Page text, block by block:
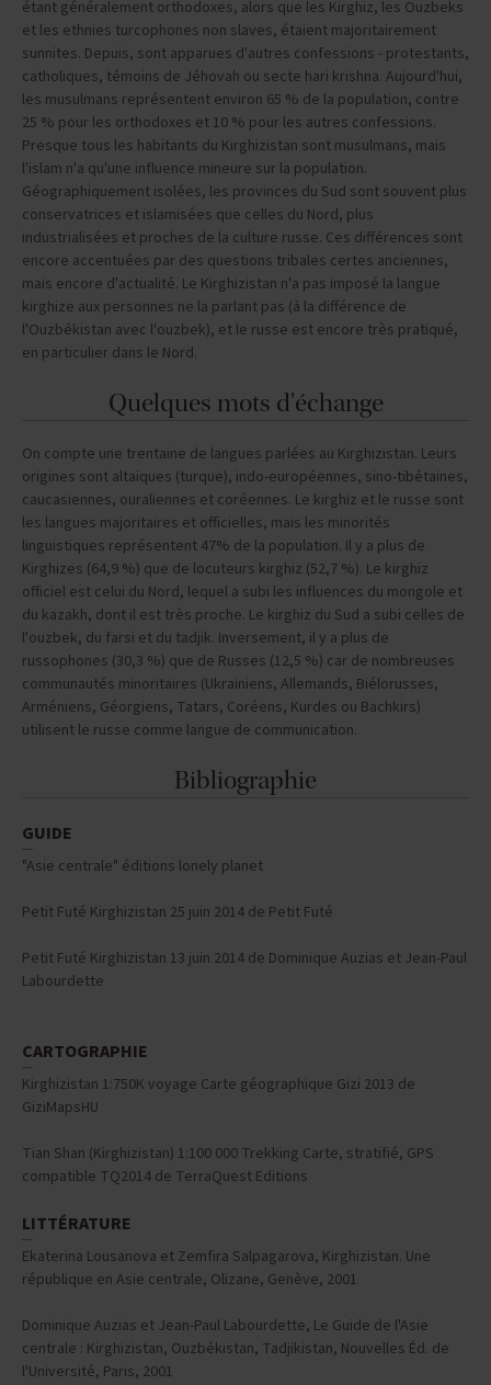
étant généralement orthodoxes, alors que les Kirghiz, les Ouzbeks
et les ethnies turcophones non slaves, étaient majoritairement
sunnites. Depuis, sont apparues d'autres confessions - protestants,
catholiques, témoins de Jéhovah ou secte hari krishna. Aujourd'hui,
les musulmans représentent environ 65 % de la population, contre
25 % pour les orthodoxes et 10 % pour les autres confessions.
Presque tous les habitants du Kirghizistan sont musulmans, mais
l'islam n'a qu'une influence mineure sur la population.
Géographiquement isolées, les provinces du Sud sont souvent plus
conservatrices et islamisées que celles du Nord, plus
industrialisées et proches de la culture russe. Ces différences sont
encore accentuées par des questions tribales certes anciennes,
mais encore d'actualité. Le Kirghizistan n'a pas imposé la langue
kirghize aux personnes ne la parlant pas (à la différence de
l'Ouzbékistan avec l'ouzbek), et le russe est encore très pratiqué,
en particulier dans le Nord.
Quelques mots d'échange
On compte une trentaine de langues parlées au Kirghizistan. Leurs
origines sont altaïques (turque), indo-européennes, sino-tibétaines,
caucasiennes, ouraliennes et coréennes. Le kirghiz et le russe sont
les langues majoritaires et officielles, mais les minorités
linguistiques représentent 47% de la population. Il y a plus de
Kirghizes (64,9 %) que de locuteurs kirghiz (52,7 %). Le kirghiz
officiel est celui du Nord, lequel a subi les influences du mongole et
du kazakh, dont il est très proche. Le kirghiz du Sud a subi celles de
l'ouzbek, du farsi et du tadjik. Inversement, il y a plus de
russophones (30,3 %) que de Russes (12,5 %) car de nombreuses
communautés minoritaires (Ukrainiens, Allemands, Biélorusses,
Arméniens, Géorgiens, Tatars, Coréens, Kurdes ou Bachkirs)
utilisent le russe comme langue de communication.
Bibliographie
GUIDE
"Asie centrale" éditions lonely planet
Petit Futé Kirghizistan 25 juin 2014 de Petit Futé
Petit Futé Kirghizistan 13 juin 2014 de Dominique Auzias et Jean-Paul
Labourdette
CARTOGRAPHIE
Kirghizistan 1:750K voyage Carte géographique Gizi 2013 de
GiziMapsHU
Tian Shan (Kirghizistan) 1:100 000 Trekking Carte, stratifié, GPS
compatible TQ2014 de TerraQuest Editions
LITTÉRATURE
Ekaterina Lousanova et Zemfira Salpagarova, Kirghizistan. Une
république en Asie centrale, Olizane, Genève, 2001
Dominique Auzias et Jean-Paul Labourdette, Le Guide de l'Asie
centrale : Kirghizistan, Ouzbékistan, Tadjikistan, Nouvelles Éd. de
l'Université, Paris, 2001